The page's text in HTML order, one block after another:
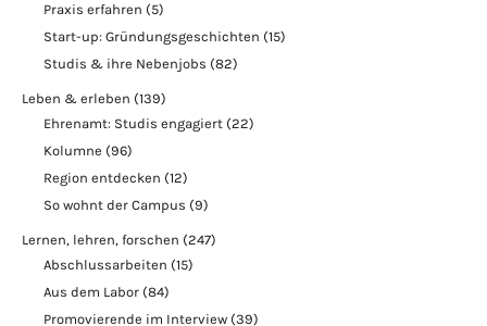
Praxis erfahren (5)
Start-up: Gründungsgeschichten (15)
Studis & ihre Nebenjobs (82)
Leben & erleben (139)
Ehrenamt: Studis engagiert (22)
Kolumne (96)
Region entdecken (12)
So wohnt der Campus (9)
Lernen, lehren, forschen (247)
Abschlussarbeiten (15)
Aus dem Labor (84)
Promovierende im Interview (39)